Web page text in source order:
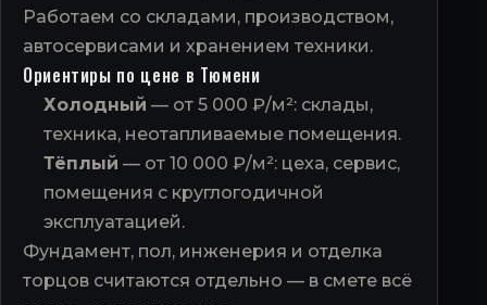
Работаем со складами, производством,
автосервисами и хранением техники.
Ориентиры по цене в Тюмени
Холодный — от 5 000 ₽/м²: склады,
техника, неотапливаемые помещения.
Тёплый — от 10 000 ₽/м²: цеха, сервис,
помещения с круглогодичной
эксплуатацией.
Фундамент, пол, инженерия и отделка
торцов считаются отдельно — в смете всё